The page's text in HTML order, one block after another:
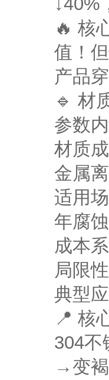
🔥 核
值！
产品
🔹 材
参数
材质
金属
适用
年腐
成本
局限性
典型
📍 核
304不
→变